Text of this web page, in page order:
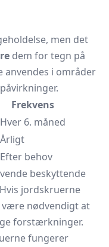
men det
dem for tegn på
anvendes i områder
Frekvens
Hver 6. måned
Årligt
Efter behov
beskyttende
jordskruerne
være nødvendigt at
forstærkninger.
fungerer